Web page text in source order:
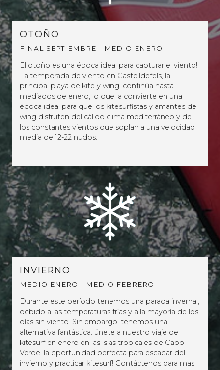
OTOÑO
FINAL SEPTIEMBRE - MEDIO ENERO
El otoño es una época ideal para capturar el viento!
La temporada de viento en Castelldefels, la
principal playa de kite y wing, continúa hasta
mediados de enero, lo que la convierte en una
época ideal para que los kitesurfistas y amantes del
wing disfruten del cálido clima mediterráneo y de
los constantes vientos que soplan a una velocidad
media de 12-22 nudos.
INVIERNO
MEDIO ENERO - MEDIO FEBRERO
Durante este período tenemos una parada invernal,
debido a las temperaturas frías y a la mayoría de los
días sin viento. Sin embargo, tenemos una
alternativa fantástica: únete a nuestro viaje de
kitesurf en enero en las islas tropicales de Cabo
Verde, la oportunidad perfecta para escapar del
invierno y practicar kitesurf! Contáctenos para mas